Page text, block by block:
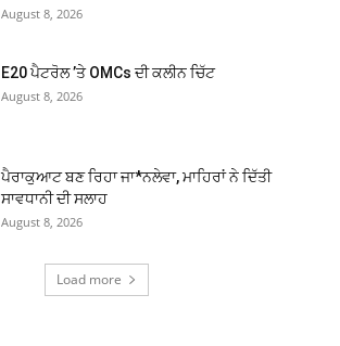
August 8, 2026
E20 ਪੈਟਰੋਲ ’ਤੇ OMCs ਦੀ ਕਲੀਨ ਚਿੱਟ
August 8, 2026
ਪੈਰਾਕੁਆਟ ਬਣ ਰਿਹਾ ਜਾ*ਨਲੇਵਾ, ਮਾਹਿਰਾਂ ਨੇ ਦਿੱਤੀ
ਸਾਵਧਾਨੀ ਦੀ ਸਲਾਹ
August 8, 2026
Load more